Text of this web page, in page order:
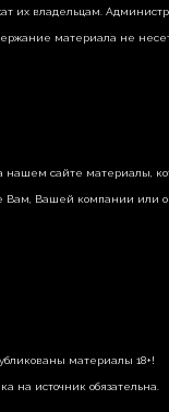
их владельцам.
материала не
нашем сайте материалы,
Вашей компании или
материалы 18+!
на источник обязательна.